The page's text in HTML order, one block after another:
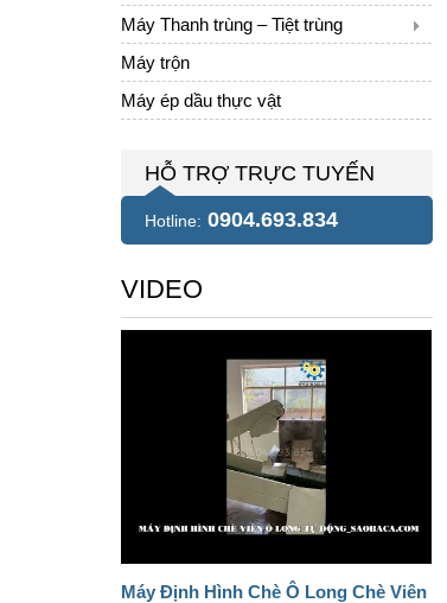
Máy Thanh trùng – Tiệt trùng
Máy trộn
Máy ép dầu thực vật
HỖ TRỢ TRỰC TUYẾN
Hotline: 0904.693.834
VIDEO
Máy Định Hình Chè Ô Long Chè Viên